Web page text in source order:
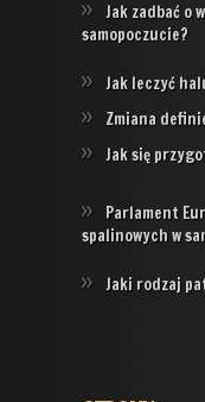
Jak zadbać o
samopoczucie?
Jak leczyć
Zmiana
Jak się
Parlament
spalinowych w
Jaki rodzaj